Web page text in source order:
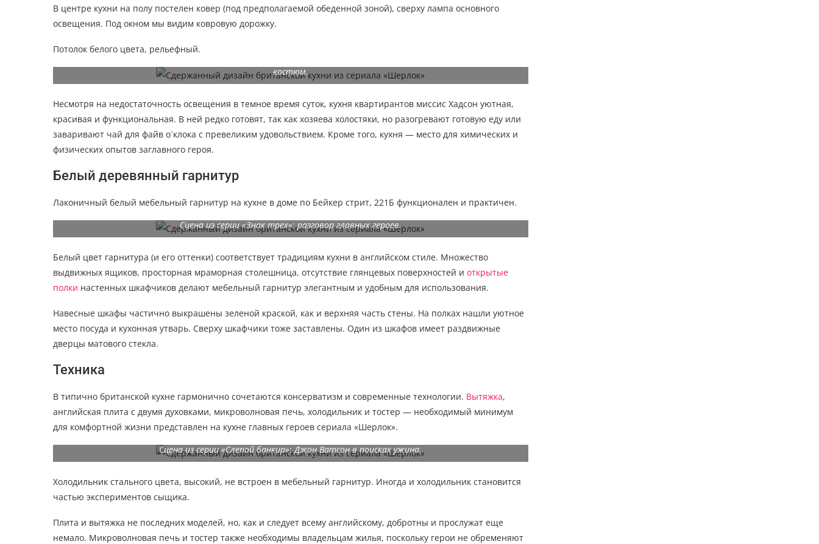
В центре кухни на полу постелен ковер (под предполагаемой обеденной зоной), сверху лампа основного
освещения. Под окном мы видим ковровую дорожку.
Потолок белого цвета, рельефный.
костюм.
Несмотря на недостаточность освещения в темное время суток, кухня квартирантов миссис Хадсон уютная,
красивая и функциональная. В ней редко готовят, так как хозяева холостяки, но разогревают готовую еду или
заваривают чай для файв о´клока с превеликим удовольствием. Кроме того, кухня — место для химических и
физических опытов заглавного героя.
Белый деревянный гарнитур
Лаконичный белый мебельный гарнитур на кухне в доме по Бейкер стрит, 221Б функционален и практичен.
Сцена из серии «Знак трех»: разговор главных героев.
Белый цвет гарнитура (и его оттенки) соответствует традициям кухни в английском стиле. Множество
выдвижных ящиков, просторная мраморная столешница, отсутствие глянцевых поверхностей и открытые
полки настенных шкафчиков делают мебельный гарнитур элегантным и удобным для использования.
Навесные шкафы частично выкрашены зеленой краской, как и верхняя часть стены. На полках нашли уютное
место посуда и кухонная утварь. Сверху шкафчики тоже заставлены. Один из шкафов имеет раздвижные
дверцы матового стекла.
Техника
В типично британской кухне гармонично сочетаются консерватизм и современные технологии. Вытяжка,
английская плита с двумя духовками, микроволновая печь, холодильник и тостер — необходимый минимум
для комфортной жизни представлен на кухне главных героев сериала «Шерлок».
Сцена из серии «Слепой банкир»: Джон Ватсон в поисках ужина.
Холодильник стального цвета, высокий, не встроен в мебельный гарнитур. Иногда и холодильник становится
частью экспериментов сыщика.
Плита и вытяжка не последних моделей, но, как и следует всему английскому, добротны и прослужат еще
немало. Микроволновая печь и тостер также необходимы владельцам жилья, поскольку герои не обременяют